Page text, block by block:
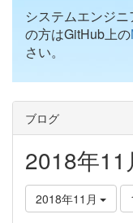
システムエンジ
の方はGitHub上の
さい。
ブログ
2018年
2018年11月